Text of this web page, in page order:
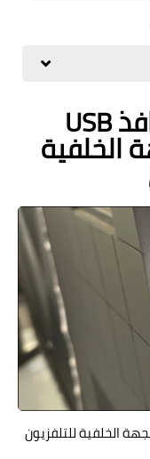
من الانترنت
اصطناعي
ما الفائدة من منافذ USB
الخلفية